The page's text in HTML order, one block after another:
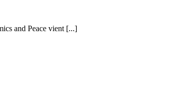
and Peace vient [...]